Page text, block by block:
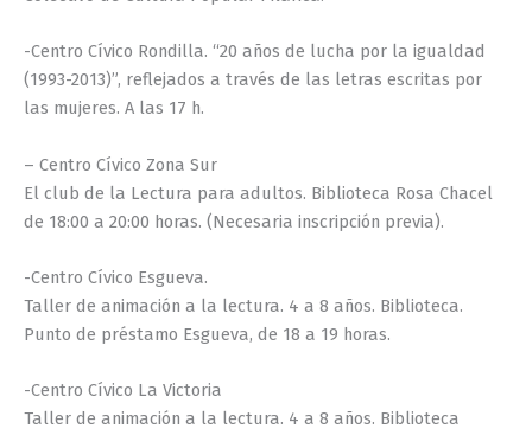
-Centro Cívico Rondilla. “20 años de lucha por la igualdad
(1993-2013)”, reflejados a través de las letras escritas por
las mujeres. A las 17 h.
– Centro Cívico Zona Sur
El club de la Lectura para adultos. Biblioteca Rosa Chacel
de 18:00 a 20:00 horas. (Necesaria inscripción previa).
-Centro Cívico Esgueva.
Taller de animación a la lectura. 4 a 8 años. Biblioteca.
Punto de préstamo Esgueva, de 18 a 19 horas.
-Centro Cívico La Victoria
Taller de animación a la lectura. 4 a 8 años. Biblioteca